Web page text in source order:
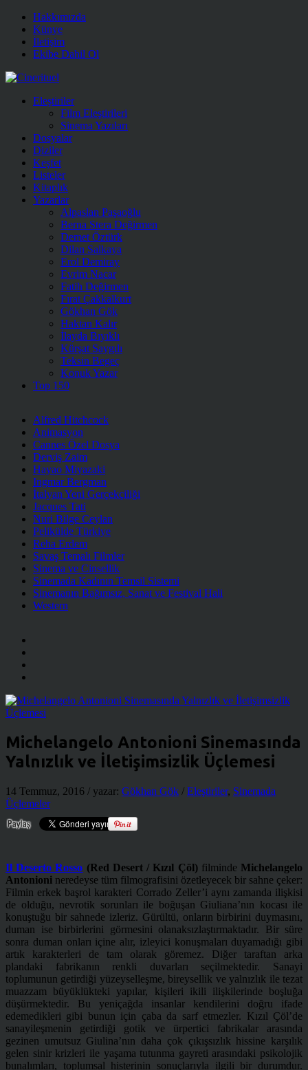
Hakkımızda
Künye
İletişim
Ekibe Dahil Ol
Eleştiriler
Film Eleştirileri
Sinema Yazıları
Dosyalar
Diziler
Keşfet
Listeler
Kitaplık
Yazarlar
Alpaslan Paşaoğlu
Berna Stera Değirmen
Demet Öztürk
Dilan Salkaya
Erol Demiray
Evrim Nacar
Fatih Değirmen
Fırat Çakkalkurt
Gökhan Gök
Haktan Kalır
İlayda Bıyıklı
Kürşat Saygılı
Teksin Begeç
Konuk Yazar
Top 150
Alfred Hitchcock
Animasyon
Cannes Özel Dosya
Derviş Zaim
Hayao Miyazaki
Ingmar Bergman
İtalyan Yeni Gerçekçiliği
Jacques Tati
Nuri Bilge Ceylan
Pelikülde Türkiye
Reha Erdem
Savaş Temalı Filmler
Sinema ve Cinsellik
Sinemada Kadının Temsil Sistemi
Sinemanın Bağımsız, Sanat ve Festival Hali
Western
Michelangelo Antonioni Sinemasında
Yalnızlık ve İletişimsizlik Üçlemesi
14 Temmuz, 2016 / yazar: Gökhan Gök / Eleştiriler, Sinemada
Üçlemeler
Il Deserto Rosso (Red Desert / Kızıl Çöl)filminde Michelangelo
Antonioni neredeyse tüm filmografisini özetleyecek bir sahne çeker:
Filmin erkek başrol karakteri Corrado Zeller’i aynı zamanda ilişkisi
de olduğu, nevrotik sorunları ile boğuşan Giuliana’nın kocası ile
konuştuğu bir sahnede izleriz. Gürültü, onların birbirini duymasını,
duman ise birbirlerini görmesini olanaksızlaştırmaktadır. Bir süre
sonra duman onları içine alır, izleyici konuşmaları duyamadığı gibi
artık karakterleri de tam olarak göremez. Diğer taraftan arka
plandaki fabrikanın renkli duvarları seçilmektedir. Sanayi
toplumunun getirdiği yüzeyselleşme, bireysellik ve yalnızlık ile tezat
muazzam büyüklükteki yapılar, kişileri ikili ilişkilerinde boşluğa
düşürmektedir. Bu yeniçağda insanlar kendilerini doğru ifade
edemedikleri gibi bunun için çaba da sarf etmezler. Kızıl Çöl’de
sanayileşmenin getirdiği gotik ve ürpertici fabrikalar arasında
gezinen umutsuz Giulina’nın daha çok çıkışsızlık hissine karşılık
gelen sinir krizleri ile yaşama tutunma gayreti arasındaki psikolojik
bunalımları, toplumsal histerinin sonuçlarıyla ilgili bir durumdur.